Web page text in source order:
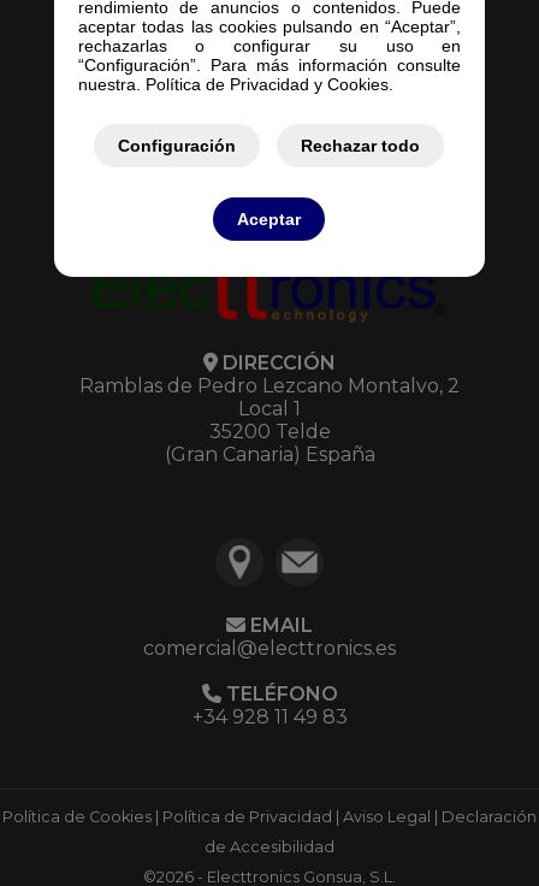
rendimiento de anuncios o contenidos. Puede
aceptar todas las cookies pulsando en “Aceptar”,
rechazarlas o configurar su uso en
“Configuración”. Para más información consulte
nuestra. Política de Privacidad y Cookies.
Configuración Rechazar todo
Aceptar
Empresa
Servicios
Contacto
Mis Presupuestos
DIRECCIÓN
Ramblas de Pedro Lezcano Montalvo, 2
Local 1
35200 Telde
(Gran Canaria) España
EMAIL
comercial@electtronics.es
TELÉFONO
+34 928 11 49 83
Política de Cookies Política de Privacidad Aviso Legal
Declaración
de Accesibilidad
©2026 - Electtronics Gonsua, S.L.